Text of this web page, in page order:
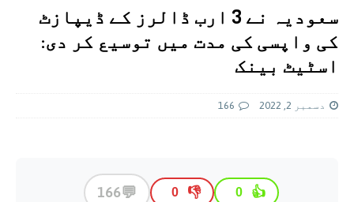
سعودیہ نے 3 ارب ڈالرز کے ڈیپازٹ
کی واپسی کی مدت میں توسیع کر دی:
اسٹیٹ بینک
دسمبر 2, 2022 166
👍
0
👎
0
💬
166